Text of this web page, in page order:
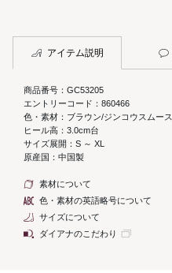
アイテム説明
商品番号：GC53205
エントリーコード：860466
色・素材：ブラウン/ジンコウスムース
ヒール高：3.0cm台
サイズ展開：S ～ XL
原産国：中国製
素材について
色・素材の英語略号について
サイズについて
ダイアナのこだわり